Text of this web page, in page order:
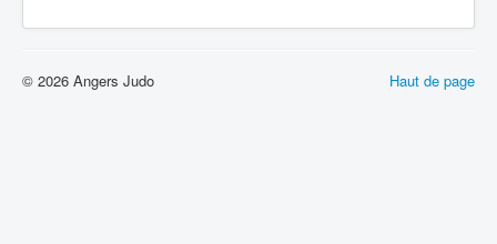
Haut de page
© 2026 Angers Judo